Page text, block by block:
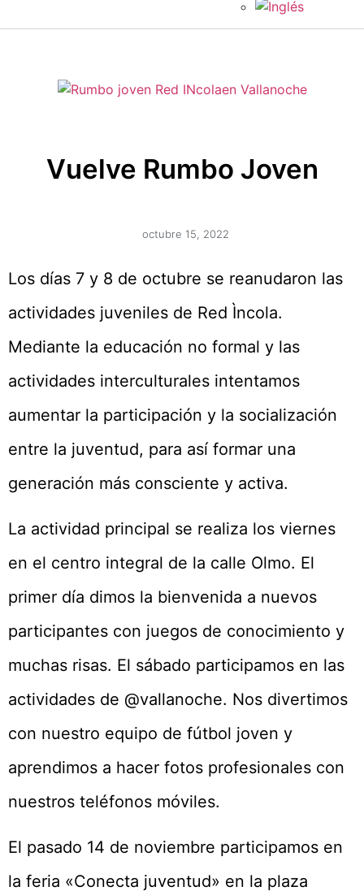
Vuelve Rumbo Joven
octubre 15, 2022
Los días 7 y 8 de octubre se reanudaron las
actividades juveniles de Red Ìncola.
Mediante la educación no formal y las
actividades interculturales intentamos
aumentar la participación y la socialización
entre la juventud, para así formar una
generación más consciente y activa.
La actividad principal se realiza los viernes
en el centro integral de la calle Olmo. El
primer día dimos la bienvenida a nuevos
participantes con juegos de conocimiento y
muchas risas. El sábado participamos en las
actividades de @vallanoche. Nos divertimos
con nuestro equipo de fútbol joven y
aprendimos a hacer fotos profesionales con
nuestros teléfonos móviles.
El pasado 14 de noviembre participamos en
la feria «Conecta juventud» en la plaza